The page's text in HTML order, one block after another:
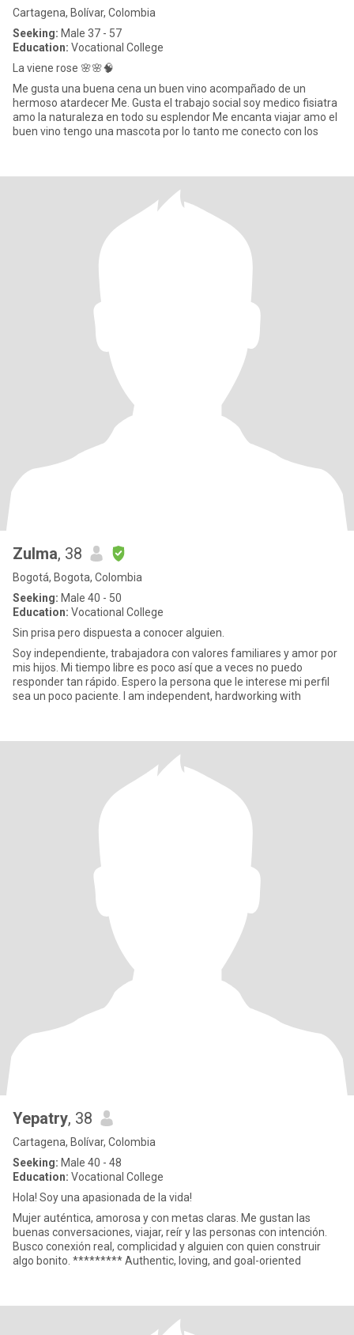
Cartagena, Bolívar, Colombia
Seeking: Male 37 - 57
Education: Vocational College
La viene rose 🌸🌸🧠
Me gusta una buena cena un buen vino acompañado de un
hermoso atardecer Me. Gusta el trabajo social soy medico fisiatra
amo la naturaleza en todo su esplendor Me encanta viajar amo el
buen vino tengo una mascota por lo tanto me conecto con los
Zulma, 38
Bogotá, Bogota, Colombia
Seeking: Male 40 - 50
Education: Vocational College
Sin prisa pero dispuesta a conocer alguien.
Soy independiente, trabajadora con valores familiares y amor por
mis hijos. Mi tiempo libre es poco así que a veces no puedo
responder tan rápido. Espero la persona que le interese mi perfil
sea un poco paciente. I am independent, hardworking with
Yepatry, 38
Cartagena, Bolívar, Colombia
Seeking: Male 40 - 48
Education: Vocational College
Hola! Soy una apasionada de la vida!
Mujer auténtica, amorosa y con metas claras. Me gustan las
buenas conversaciones, viajar, reír y las personas con intención.
Busco conexión real, complicidad y alguien con quien construir
algo bonito. ********* Authentic, loving, and goal-oriented